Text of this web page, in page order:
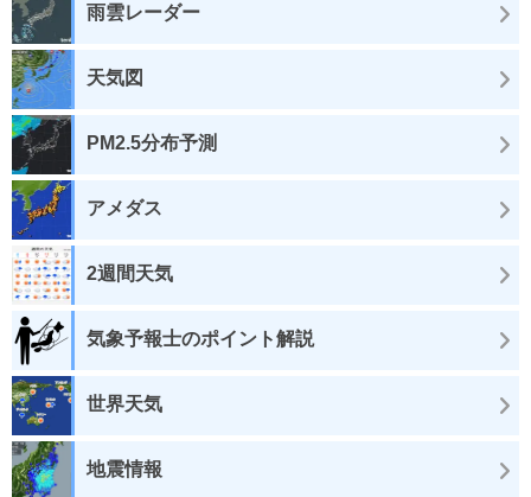
雨雲レーダー
天気図
PM2.5分布予測
アメダス
2週間天気
気象予報士のポイント解説
世界天気
地震情報